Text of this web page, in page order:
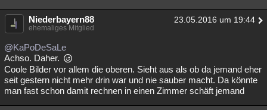
Niederbayern88 23.05.2016 um 19:44
ehemaliges Mitglied
@KaPoDeSaLe
Achso. Daher.
Coole Bilder vor allem die oberen. Sieht aus als ob da jemand eher
seit gestern nicht mehr drin war und nie sauber macht. Da könnte
man fast schon damit rechnen in einen Zimmer schäft jemand